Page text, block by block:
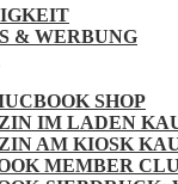
& WERBUNG
SHOP
IM LADEN
AM KIOSK
MEMBER